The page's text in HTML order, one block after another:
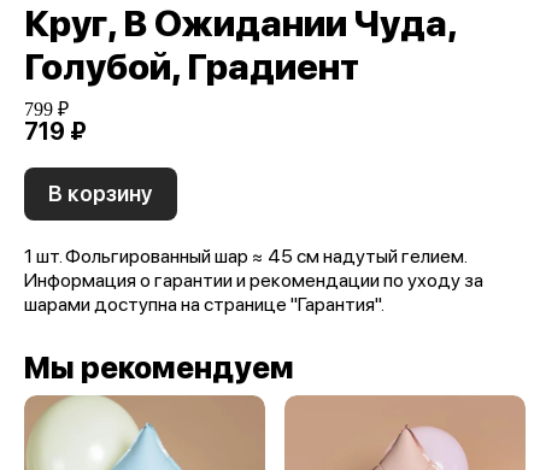
Круг, В Ожидании Чуда,
Голубой, Градиент
799 ₽
719 ₽
В корзину
1 шт. Фольгированный шар ≈ 45 см надутый гелием.
Информация о гарантии и рекомендации по уходу за
шарами доступна на странице "Гарантия".
Мы рекомендуем